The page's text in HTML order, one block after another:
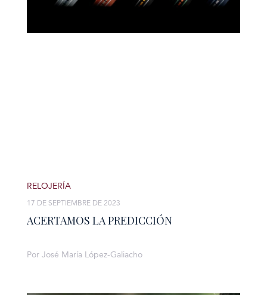
ACERTAMOS LA PREDICCIÓN
17 DE SEPTIEMBRE DE 2023
RELOJERÍA
Por José María López-Galiacho